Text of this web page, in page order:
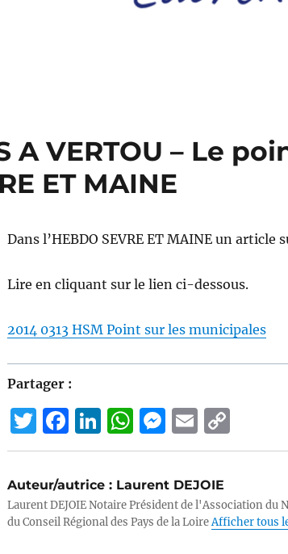
A VERTOU – Le
ET MAINE
Dans l’HEBDO SEVRE ET MAINE un article
Lire en cliquant sur le lien ci-dessous.
2014 0313 HSM Point sur les municipales
Partager :
T
w
te
r
F
a
c
e
b
Li
n
e
d
W
h
s
A
M
e
ss
e
n
E
m
ai
l
C
o
y
Li
Auteur/autrice :Laurent DEJOIE
Laurent DEJOIE Notaire Président de l'Association
du Conseil Régional des Pays de la LoireAfficher tous